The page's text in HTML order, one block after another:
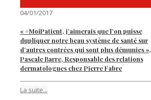
04/01/2017
« #MoiPatient, j’aimerais que l’on puisse
dupliquer notre beau système de santé sur
d’autres contrées qui sont plus démunies »,
Pascale Barre, Responsable des relations
dermatologues chez Pierre Fabre
La suite...